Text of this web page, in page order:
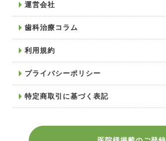
運営会社
歯科治療コラム
利用規約
プライバシーポリシー
特定商取引に基づく表記